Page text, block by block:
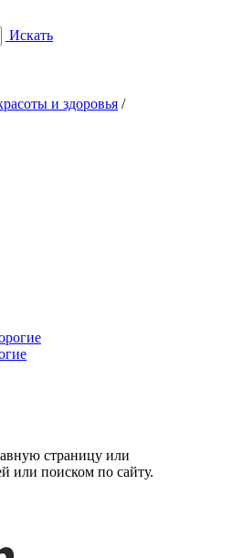
Искать
и здоровья /
страницу или
или поиском по сайту.